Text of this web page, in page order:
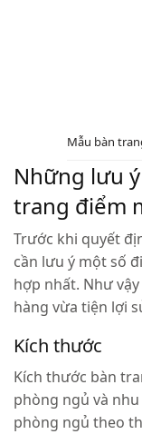
Mẫu bàn
Những lưu
trang điểm
Trước khi quyết
cần lưu ý một số
hợp nhất. Như
hàng vừa tiện lợi
Kích thước
Kích thước bàn
phòng ngủ và
phòng ngủ theo